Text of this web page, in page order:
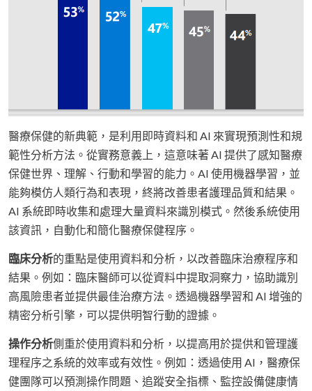
醫療保健的新典範，是利用即時資料和 AI 來實現預測性和規
範性分析方法。從實務意義上，這意味著 AI 提供了感知醫療
保健世界、理解、行動和學習的能力。AI 使用機器學習，並
能夠模仿人類行為和表現，終將改善患者護理品質和結果。
AI 系統即時收集和處理大量資料來識別模式。然後系統使用
該資訊，自動化和簡化醫療保健程序。
臨床分析的重點是使用資料和分析，以改善臨床治療程序和
結果。例如：臨床醫師可以從資料中提取洞察力，協助識別
高風險患者並提供最佳治療方法。透過機器學習和 AI 增強的
精密分析引擎，可以提供明智行動的證據。
操作分析側重於使用資料和分析，以提高用於提供和管理護
理程序之系統的效率或有效性。例如：透過使用 AI，醫療保
健團隊可以預測操作問題、追蹤安全指標、監控設備健康情